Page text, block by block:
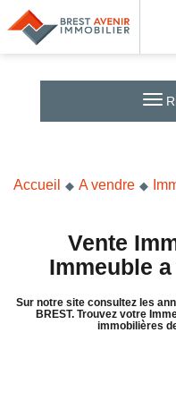
Accueil
Acheter
Vendre
Nos agences
Nos métiers
Syndic de
Transactions
Accueil A vendre
Vente Immeuble BREST -
Immeuble
Sur notre site consultez les
BREST. Trouvez votre
immobilières